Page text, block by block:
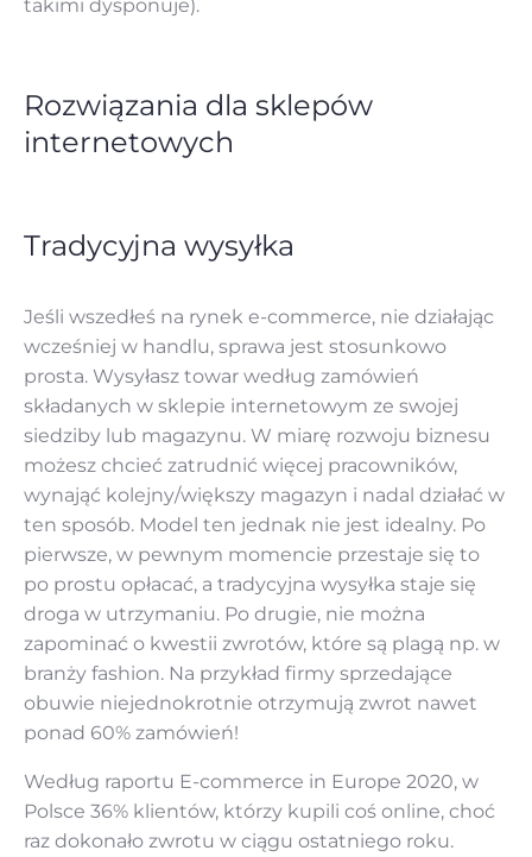
takimi dysponuje).
Rozwiązania dla sklepów
internetowych
Tradycyjna wysyłka
Jeśli wszedłeś na rynek e-commerce, nie działając
wcześniej w handlu, sprawa jest stosunkowo
prosta. Wysyłasz towar według zamówień
składanych w sklepie internetowym ze swojej
siedziby lub magazynu. W miarę rozwoju biznesu
możesz chcieć zatrudnić więcej pracowników,
wynająć kolejny/większy magazyn i nadal działać w
ten sposób. Model ten jednak nie jest idealny. Po
pierwsze, w pewnym momencie przestaje się to
po prostu opłacać, a tradycyjna wysyłka staje się
droga w utrzymaniu. Po drugie, nie można
zapominać o kwestii zwrotów, które są plagą np. w
branży fashion. Na przykład firmy sprzedające
obuwie niejednokrotnie otrzymują zwrot nawet
ponad 60% zamówień!
Według raportu E-commerce in Europe 2020, w
Polsce 36% klientów, którzy kupili coś online, choć
raz dokonało zwrotu w ciągu ostatniego roku.